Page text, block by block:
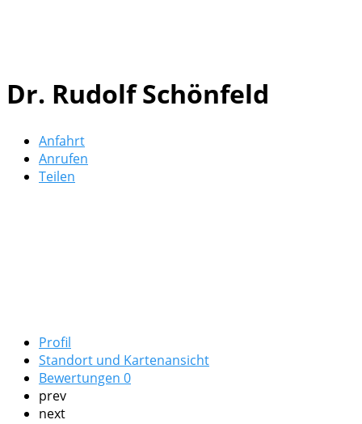
Dr. Rudolf Schönfeld
Anfahrt
Anrufen
Teilen
Profil
Standort und Kartenansicht
Bewertungen 0
prev
next